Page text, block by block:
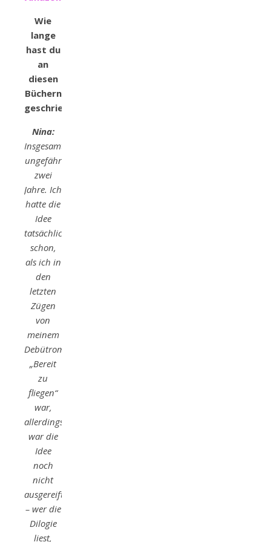
Wie
lange
hast du
an
diesen
Büchern
geschrieben?
Nina:
Insgesamt
ungefähr
zwei
Jahre. Ich
hatte die
Idee
tatsächlich
schon,
als ich in
den
letzten
Zügen
von
meinem
Debütroman
„Bereit
zu
fliegen“
war,
allerdings
war die
Idee
noch
nicht
ausgereift
– wer die
Dilogie
liest,